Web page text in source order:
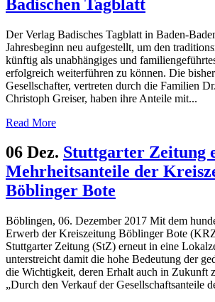
Badischen Tagblatt
Der Verlag Badisches Tagblatt in Baden-
Jahresbeginn neu aufgestellt, um den
künftig als unabhängiges und
erfolgreich weiterführen zu können. Die
Gesellschafter, vertreten durch die Familien
Christoph Greiser, haben ihre Anteile mit...
Read More
06 Dez. Stuttgarter Zeitung
Mehrheitsanteile der
Böblinger Bote
Böblingen, 06. Dezember 2017 Mit dem
Erwerb der Kreiszeitung Böblinger Bote
Stuttgarter Zeitung (StZ) erneut in eine
unterstreicht damit die hohe Bedeutung der
die Wichtigkeit, deren Erhalt auch in Zukunft
„Durch den Verkauf der Gesellschaftsanteile